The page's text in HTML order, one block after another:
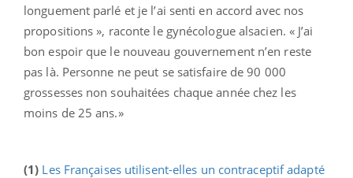
longuement parlé et je l’ai senti en accord avec nos
propositions », raconte le gynécologue alsacien. « J’ai
bon espoir que le nouveau gouvernement n’en reste
pas là. Personne ne peut se satisfaire de 90 000
grossesses non souhaitées chaque année chez les
moins de 25 ans.»
(1) Les Françaises utilisent-elles un contraceptif adapté